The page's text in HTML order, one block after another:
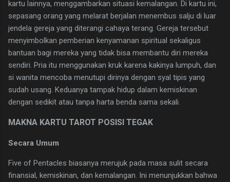
kartu lainnya, menggambarkan situasi kemalangan. Di kartu ini,
sepasang orang yang melarat berjalan menembus salju di luar
jendela gereja yang diterangi cahaya terang. Gereja tersebut
menyimbolkan pemberian kenyamanan spiritual sekaligus
bantuan bagi mereka yang tidak bisa membantu diri mereka
sendiri. Pria itu menggunakan kruk karena kakinya lumpuh, dan
si wanita mencoba menutupi dirinya dengan syal tipis yang
sudah usang. Keduanya tampak hidup dalam kemiskinan
dengan sedikit atau tanpa harta benda sama sekali.
MAKNA KARTU TAROT POSISI TEGAK
Secara Umum
Five of Pentacles biasanya merujuk pada masa sulit secara
finansial, kemiskinan, dan kemalangan. Ini menunjukkan bahwa